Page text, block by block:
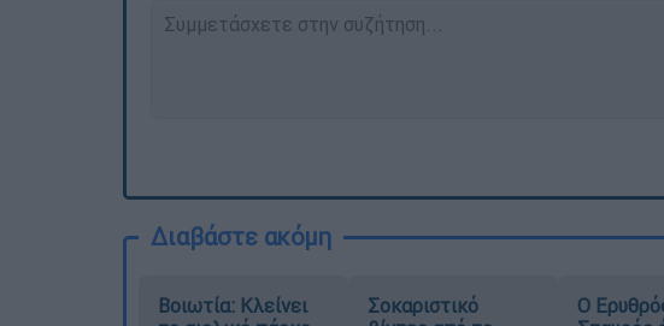
Διαβάστε ακόμη
Βοιωτία: Κλείνει
Σοκαριστικό
Ο